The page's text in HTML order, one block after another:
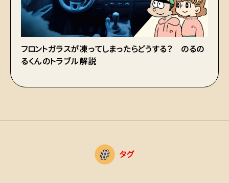
フロントガラスが凍ってしまったらどうする？ のるの
るくんのトラブル解説
タグ